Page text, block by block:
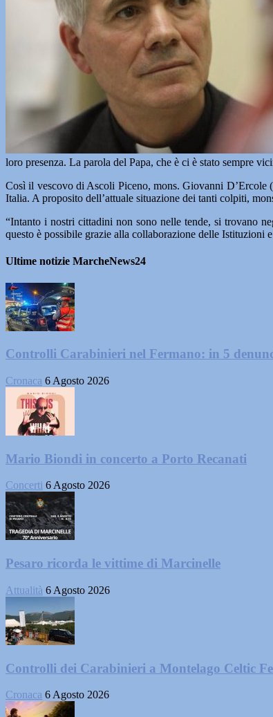
loro presenza. La parola del Papa, che è ci è stato sempre
Così il vescovo di Ascoli Piceno, mons. Giovanni D’Ercole
Italia. A proposito dell’attuale situazione dei tanti colpiti,
“Intanto i nostri cittadini non sono nelle tende, si trovano
questo è possibile grazie alla collaborazione delle Istituzioni
Ultime notizie MarcheNews24
Controlli Carabinieri nel Fermano: in 5
Cronaca 6 Agosto 2026
Mario Biondi in concerto a Porto Recanati
Concerti 6 Agosto 2026
Pesaro ricorda le vittime di Marcinelle
Attualità 6 Agosto 2026
Controlli dei Carabinieri a Montelago Celtic
Cronaca 6 Agosto 2026